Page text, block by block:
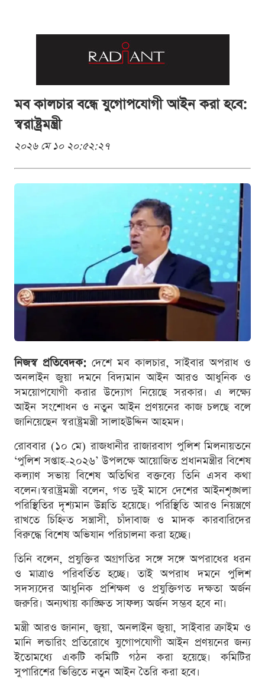
মব কালচার বন্ধে যুগোপযোগী আইন করা হবে:
স্বরাষ্ট্রমন্ত্রী
২০২৬ মে ১০ ২০:৫২:২৭
নিজস্ব প্রতিবেদক: দেশে মব কালচার, সাইবার অপরাধ ও
অনলাইন জুয়া দমনে বিদ্যমান আইন আরও আধুনিক ও
সময়োপযোগী করার উদ্যোগ নিয়েছে সরকার। এ লক্ষ্যে
আইন সংশোধন ও নতুন আইন প্রণয়নের কাজ চলছে বলে
জানিয়েছেন স্বরাষ্ট্রমন্ত্রী সালাহউদ্দিন আহমদ।
রোববার (১০ মে) রাজধানীর রাজারবাগ পুলিশ মিলনায়তনে
‘পুলিশ সপ্তাহ-২০২৬’ উপলক্ষে আয়োজিত প্রধানমন্ত্রীর বিশেষ
কল্যাণ সভায় বিশেষ অতিথির বক্তব্যে তিনি এসব কথা
বলেন।স্বরাষ্ট্রমন্ত্রী বলেন, গত দুই মাসে দেশের আইনশৃঙ্খলা
পরিস্থিতির দৃশ্যমান উন্নতি হয়েছে। পরিস্থিতি আরও নিয়ন্ত্রণে
রাখতে চিহ্নিত সন্ত্রাসী, চাঁদাবাজ ও মাদক কারবারিদের
বিরুদ্ধে বিশেষ অভিযান পরিচালনা করা হচ্ছে।
তিনি বলেন, প্রযুক্তির অগ্রগতির সঙ্গে সঙ্গে অপরাধের ধরন
ও মাত্রাও পরিবর্তিত হচ্ছে। তাই অপরাধ দমনে পুলিশ
সদস্যদের আধুনিক প্রশিক্ষণ ও প্রযুক্তিগত দক্ষতা অর্জন
জরুরি। অন্যথায় কাঙ্ক্ষিত সাফল্য অর্জন সম্ভব হবে না।
মন্ত্রী আরও জানান, জুয়া, অনলাইন জুয়া, সাইবার ক্রাইম ও
মানি লন্ডারিং প্রতিরোধে যুগোপযোগী আইন প্রণয়নের জন্য
ইতোমধ্যে একটি কমিটি গঠন করা হয়েছে। কমিটির
সুপারিশের ভিত্তিতে নতুন আইন তৈরি করা হবে।